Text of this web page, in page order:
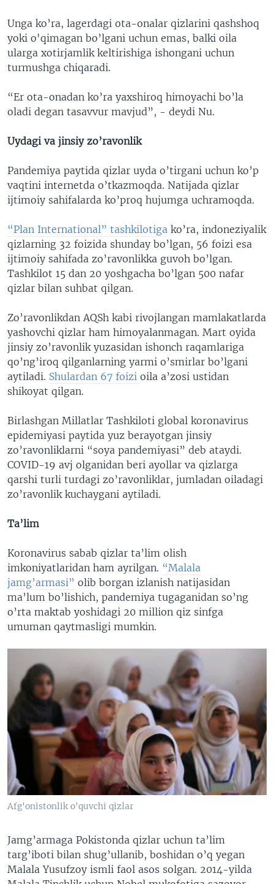
Unga ko’ra, lagerdagi ota-onalar qizlarini qashshoq
yoki o'qimagan bo’lgani uchun emas, balki oila
ularga xotirjamlik keltirishiga ishongani uchun
turmushga chiqaradi.
“Er ota-onadan ko’ra yaxshiroq himoyachi bo’la
oladi degan tasavvur mavjud”, - deydi Nu.
Uydagi va jinsiy zo’ravonlik
Pandemiya paytida qizlar uyda o’tirgani uchun ko’p
vaqtini internetda o’tkazmoqda. Natijada qizlar
ijtimoiy sahifalarda ko’proq hujumga uchramoqda.
“Plan International” tashkilotiga ko’ra, indoneziyalik
qizlarning 32 foizida shunday bo’lgan, 56 foizi esa
ijtimoiy sahifada zo’ravonlikka guvoh bo’lgan.
Tashkilot 15 dan 20 yoshgacha bo’lgan 500 nafar
qizlar bilan suhbat qilgan.
Zo’ravonlikdan AQSh kabi rivojlangan mamlakatlarda
yashovchi qizlar ham himoyalanmagan. Mart oyida
jinsiy zo’ravonlik yuzasidan ishonch raqamlariga
qo’ng’iroq qilganlarning yarmi o’smirlar bo’lgani
aytiladi. Shulardan 67 foizi oila a’zosi ustidan
shikoyat qilgan.
Birlashgan Millatlar Tashkiloti global koronavirus
epidemiyasi paytida yuz berayotgan jinsiy
zo’ravonliklarni “soya pandemiyasi” deb ataydi.
COVID-19 avj olganidan beri ayollar va qizlarga
qarshi turli turdagi zo’ravonliklar, jumladan oiladagi
zo’ravonlik kuchaygani aytiladi.
Ta’lim
Koronavirus sabab qizlar ta’lim olish
imkoniyatlaridan ham ayrilgan. “Malala
jamg’armasi” olib borgan izlanish natijasidan
ma’lum bo’lishich, pandemiya tugaganidan so’ng
o’rta maktab yoshidagi 20 million qiz sinfga
umuman qaytmasligi mumkin.
Afg'onistonlik o'quvchi qizlar
Jamg’armaga Pokistonda qizlar uchun ta’lim
targ’iboti bilan shug’ullanib, boshidan o’q yegan
Malala Yusufzoy ismli faol asos solgan. 2014-yilda